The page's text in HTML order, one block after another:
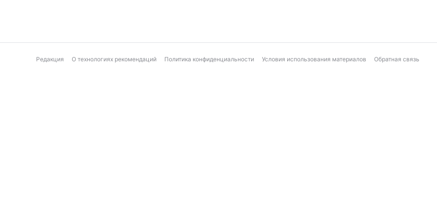
Редакция О технологиях рекомендаций Политика конфиденциальности Условия использования материалов Обратная связь